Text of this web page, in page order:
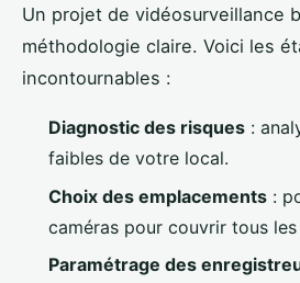
Un projet de vidéosurveillance
méthodologie claire. Voici les
incontournables :
Diagnostic des risques :
faibles de votre local.
Choix des emplacements :
caméras pour couvrir tous
Paramétrage des